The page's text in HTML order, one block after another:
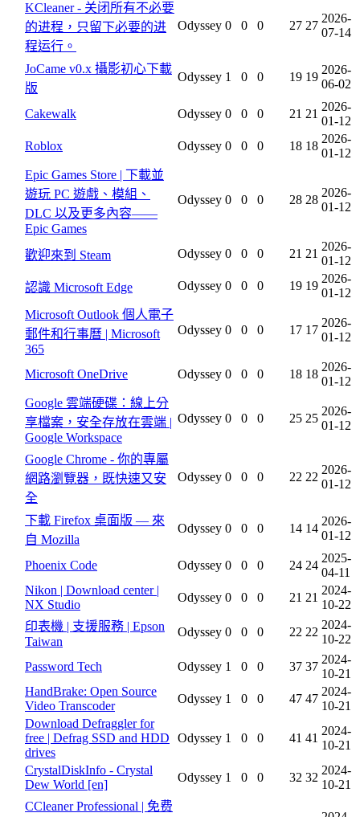
KCleaner - 关闭所有不必要
的进程，只留下必要的进
程运行。
Odyssey 0 0 0 27 27
2026-
07-14
JoCame v0.x 攝影初心下載
版
Odyssey 1 0 0 19 19
2026-
06-02
Cakewalk Odyssey 0 0 0 21 21
2026-
01-12
Roblox
Odyssey 0 0 0 18 18
2026-
01-12
Epic Games Store | 下載並
遊玩 PC 遊戲、模組、
DLC 以及更多內容——
Epic Games
Odyssey 0 0 0 28 28
2026-
01-12
歡迎來到 Steam Odyssey 0 0 0 21 21
2026-
01-12
認識 Microsoft Edge
Odyssey 0 0 0 19 19
2026-
01-12
Microsoft Outlook 個人電子
郵件和行事曆 | Microsoft
365
Odyssey 0 0 0 17 17
2026-
01-12
Microsoft OneDrive Odyssey 0 0 0 18 18
2026-
01-12
Google 雲端硬碟：線上分
享檔案，安全存放在雲端 |
Google Workspace
Odyssey 0 0 0 25 25
2026-
01-12
Google Chrome - 你的專屬
網路瀏覽器，既快速又安
全
Odyssey 0 0 0 22 22
2026-
01-12
下載 Firefox 桌面版 — 來
自 Mozilla
Odyssey 0 0 0 14 14
2026-
01-12
Phoenix Code Odyssey 0 0 0 24 24
2025-
04-11
Nikon | Download center |
NX Studio
Odyssey 0 0 0 21 21
2024-
10-22
印表機 | 支援服務 | Epson
Taiwan
Odyssey 0 0 0 22 22
2024-
10-22
Password Tech
Odyssey 1 0 0 37 37
2024-
10-21
HandBrake: Open Source
Video Transcoder
Odyssey 1 0 0 47 47
2024-
10-21
Download Defraggler for
free | Defrag SSD and HDD
drives
Odyssey 1 0 0 41 41
2024-
10-21
CrystalDiskInfo - Crystal
Dew World [en]
Odyssey 1 0 0 32 32
2024-
10-21
CCleaner Professional | 免费